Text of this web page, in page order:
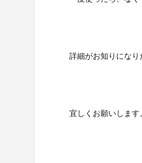
詳細がお知りになり
宜しくお願いします